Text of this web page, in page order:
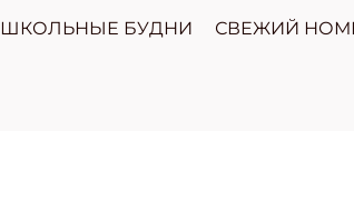
ШКОЛЬНЫЕ БУДНИ СВЕЖИЙ